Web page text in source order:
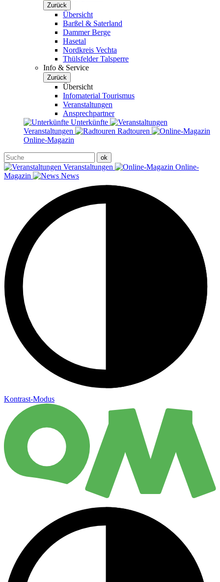
Zurück
Übersicht
Barßel & Saterland
Dammer Berge
Hasetal
Nordkreis Vechta
Thülsfelder Talsperre
Info & Service
Zurück
Übersicht
Infomaterial Tourismus
Veranstaltungen
Ansprechpartner
Unterkünfte
Veranstaltungen
Radtouren
Online-Magazin
Veranstaltungen
Online-
Magazin
News
Kontrast-Modus